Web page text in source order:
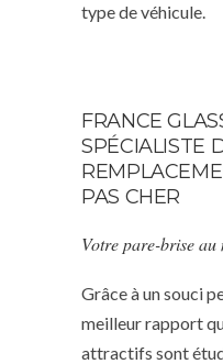
type de véhicule.
FRANCE
SPÉCIALISTE
PAS CHER
Votre pare-brise
Grâce à un souci
meilleur rapport
attractifs sont